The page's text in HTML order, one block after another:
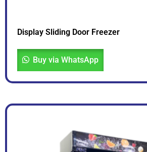
Display Sliding Door Freezer
Buy via WhatsApp